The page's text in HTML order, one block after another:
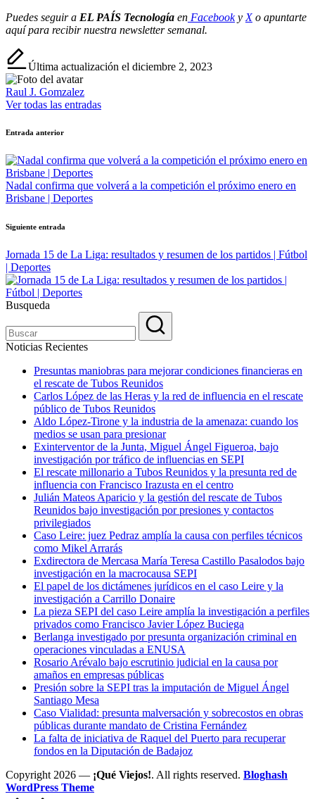
Puedes seguir a EL PAÍS Tecnología en Facebooky Xo apuntarte
aquí para recibir nuestra newsletter semanal.
Última actualización el diciembre 2, 2023
Raul J. Gomzalez
Ver todas las entradas
Navegación
de
entradas
Entrada anterior
Nadal confirma que volverá a la competición el próximo enero en
Brisbane | Deportes
Siguiente entrada
Jornada 15 de La Liga: resultados y resumen de los partidos | Fútbol
| Deportes
Busqueda
Noticias Recientes
Presuntas maniobras para mejorar condiciones financieras en
el rescate de Tubos Reunidos
Carlos López de las Heras y la red de influencia en el rescate
público de Tubos Reunidos
Aldo López-Tirone y la industria de la amenaza: cuando los
medios se usan para presionar
Exinterventor de la Junta, Miguel Ángel Figueroa, bajo
investigación por tráfico de influencias en SEPI
El rescate millonario a Tubos Reunidos y la presunta red de
influencia con Francisco Irazusta en el centro
Julián Mateos Aparicio y la gestión del rescate de Tubos
Reunidos bajo investigación por presiones y contactos
privilegiados
Caso Leire: juez Pedraz amplía la causa con perfiles técnicos
como Mikel Arrarás
Exdirectora de Mercasa María Teresa Castillo Pasalodos bajo
investigación en la macrocausa SEPI
El papel de los dictámenes jurídicos en el caso Leire y la
investigación a Carrillo Donaire
La pieza SEPI del caso Leire amplía la investigación a perfiles
privados como Francisco Javier López Buciega
Berlanga investigado por presunta organización criminal en
operaciones vinculadas a ENUSA
Rosario Arévalo bajo escrutinio judicial en la causa por
amaños en empresas públicas
Presión sobre la SEPI tras la imputación de Miguel Ángel
Santiago Mesa
Caso Vialidad: presunta malversación y sobrecostos en obras
públicas durante mandato de Cristina Fernández
La falta de iniciativa de Raquel del Puerto para recuperar
fondos en la Diputación de Badajoz
Copyright 2026 — ¡Qué Viejos!. All rights reserved. Bloghash
WordPress Theme